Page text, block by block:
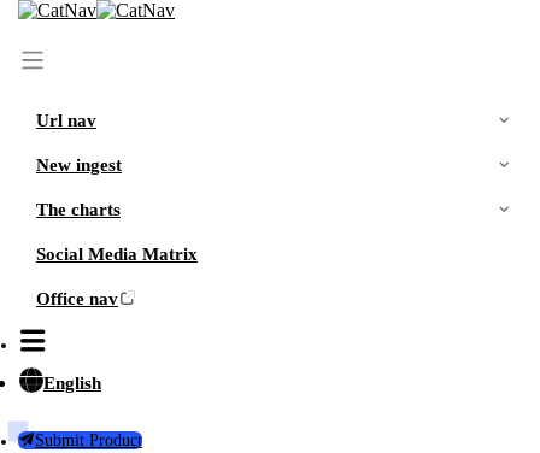
Url nav
New ingest
The charts
Social Media Matrix
Office nav
English
Submit Product